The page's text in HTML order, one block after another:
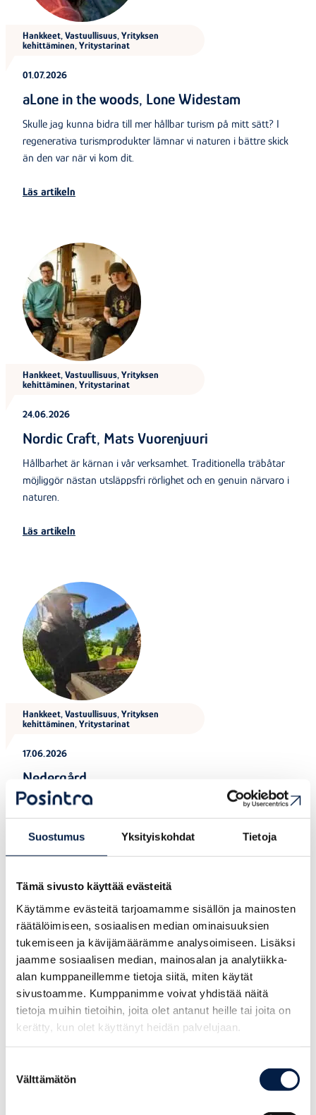
Suostumus Yksityiskohdat Tietoja
Tämä sivusto käyttää evästeitä
Käytämme evästeitä tarjoamamme sisällön ja mainosten
räätälöimiseen, sosiaalisen median ominaisuuksien
tukemiseen ja kävijämäärämme analysoimiseen. Lisäksi
jaamme sosiaalisen median, mainosalan ja analytiikka-
alan kumppaneillemme tietoja siitä, miten käytät
sivustoamme. Kumppanimme voivat yhdistää näitä
tietoja muihin tietoihin, joita olet antanut heille tai joita on
kerätty, kun olet käyttänyt heidän palvelujaan.
valinta
Välttämätön
Hankkeet, Vastuullisuus, Yrityksen
kehittäminen, Yritystarinat
01.07.2026
aLone in the woods, Lone Widestam
Skulle jag kunna bidra till mer hållbar turism på mitt sätt? I
regenerativa turismprodukter lämnar vi naturen i bättre skick
än den var när vi kom dit.
Läs artikeln
Hankkeet, Vastuullisuus, Yrityksen
kehittäminen, Yritystarinat
24.06.2026
Nordic Craft, Mats Vuorenjuuri
Hållbarhet är kärnan i vår verksamhet. Traditionella träbåtar
möjliggör nästan utsläppsfri rörlighet och en genuin närvaro i
naturen.
Läs artikeln
Hankkeet, Vastuullisuus, Yrityksen
kehittäminen, Yritystarinat
17.06.2026
Nedergård
Tänk om Borgåbor kunde bli faddrar åt bisamhällen?
Samtidigt kunde man stärka den biologiska mångfalden, öka
de lokala skördarna och driva en regenerativ
affärsverksamhet som också är lönsam. Susanne Björkell och
projektet.
Läs artikeln